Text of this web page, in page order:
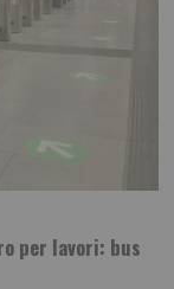
per lavori: bus